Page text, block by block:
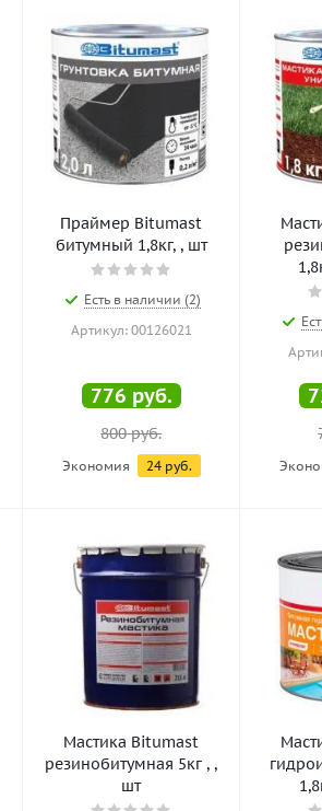
Праймер Bitumast
битумный 1,8кг, , шт
Есть в наличии (2)
Артикул: 00126021
776 руб.
800руб.
Экономия 24руб.
Мастика Bitumast
резинобитумная 5кг , ,
шт